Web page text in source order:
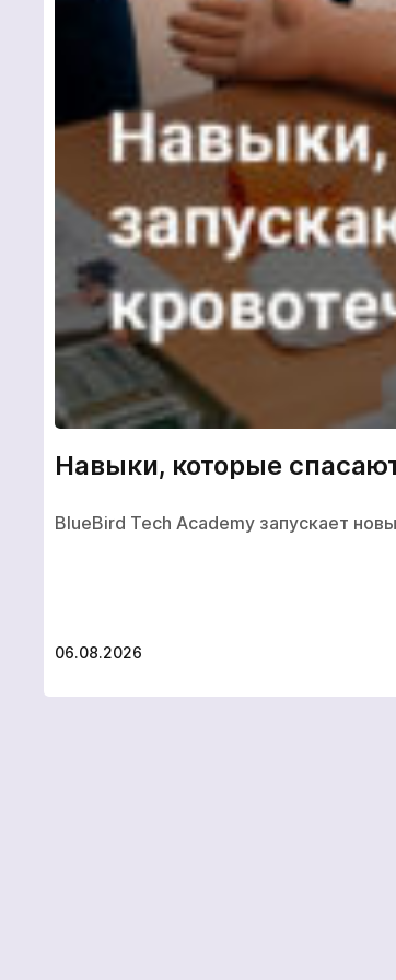
Навыки, которые
BlueBird Tech Academy запускает
06.08.2026